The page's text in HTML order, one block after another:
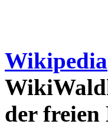
Wikipedia
der freien